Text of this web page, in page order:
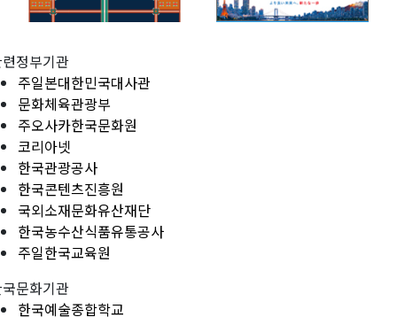
정부기관
주일본대한민국대사관
문화체육관광부
주오사카한국문화원
코리아넷
한국관광공사
한국콘텐츠진흥원
국외소재문화유산재단
한국농수산식품유통공사
주일한국교육원
문화기관
한국예술종합학교